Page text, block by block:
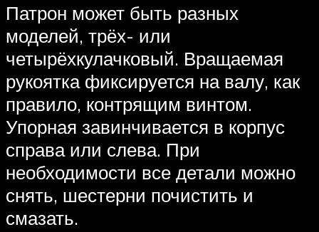
Патрон может быть разных
моделей, трёх- или
четырёхкулачковый. Вращаемая
рукоятка фиксируется на валу, как
правило, контрящим винтом.
Упорная завинчивается в корпус
справа или слева. При
необходимости все детали можно
снять, шестерни почистить и
смазать.